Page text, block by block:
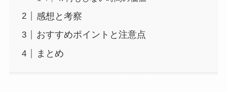
感想と考察
おすすめポイントと注意点
まとめ